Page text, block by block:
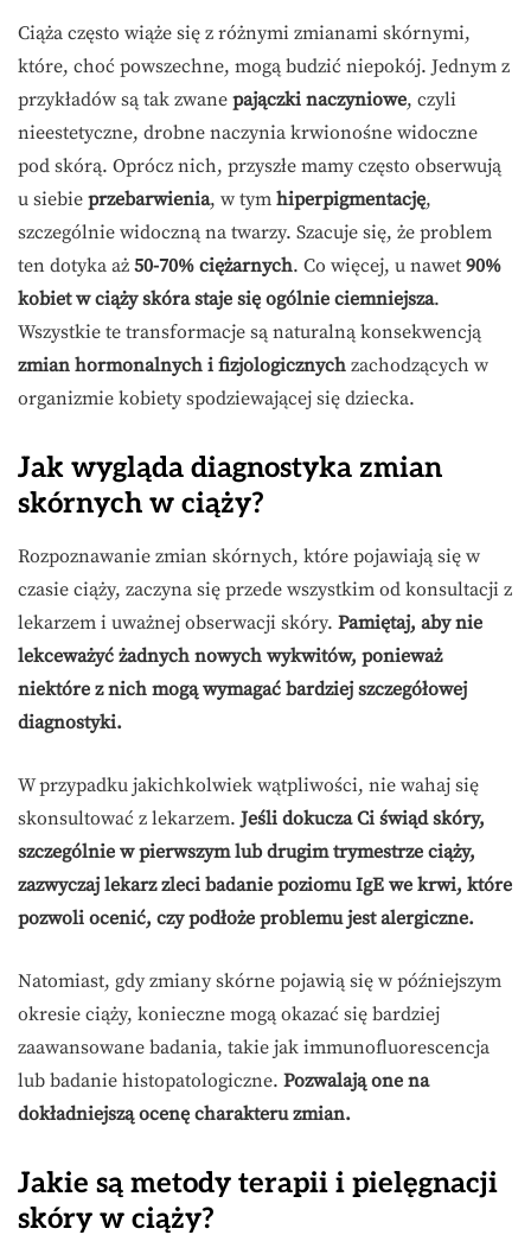
Ciąża często wiąże się z różnymi zmianami skórnymi,
które, choć powszechne, mogą budzić niepokój. Jednym z
przykładów są tak zwane pajączki naczyniowe, czyli
nieestetyczne, drobne naczynia krwionośne widoczne
pod skórą. Oprócz nich, przyszłe mamy często obserwują
u siebie przebarwienia, w tym hiperpigmentację,
szczególnie widoczną na twarzy. Szacuje się, że problem
ten dotyka aż 50-70% ciężarnych. Co więcej, u nawet 90%
kobiet w ciąży skóra staje się ogólnie ciemniejsza.
Wszystkie te transformacje są naturalną konsekwencją
zmian hormonalnych i fizjologicznych zachodzących w
organizmie kobiety spodziewającej się dziecka.
Jak wygląda diagnostyka zmian
skórnych w ciąży?
Rozpoznawanie zmian skórnych, które pojawiają się w
czasie ciąży, zaczyna się przede wszystkim od konsultacji z
lekarzem i uważnej obserwacji skóry. Pamiętaj, aby nie
lekceważyć żadnych nowych wykwitów, ponieważ
niektóre z nich mogą wymagać bardziej szczegółowej
diagnostyki.
W przypadku jakichkolwiek wątpliwości, nie wahaj się
skonsultować z lekarzem.Jeśli dokucza Ci świąd skóry,
szczególnie w pierwszym lub drugim trymestrze ciąży,
zazwyczaj lekarz zleci badanie poziomu IgE we krwi, które
pozwoli ocenić, czy podłoże problemu jest alergiczne.
Natomiast, gdy zmiany skórne pojawią się w późniejszym
okresie ciąży, konieczne mogą okazać się bardziej
zaawansowane badania, takie jak immunofluorescencja
lub badanie histopatologiczne. Pozwalają one na
dokładniejszą ocenę charakteru zmian.
Jakie są metody terapii i pielęgnacji
skóry w ciąży?